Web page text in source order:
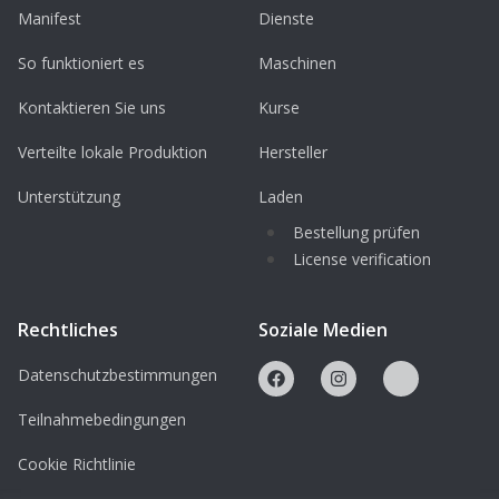
Mitbringen
T-Shirt aus Naturfasern (z. B.
Polyester)
Anmeldung
fablab@spielraumfueralle.at
Franz-Fischerstraße 12, A-6020 Innsbruck
fablab.spielraumfueralle.at
Preis
Manifest
So funktioniert es
Kontaktieren Sie uns
Verteilte lokale Produktion
Unterstützung
Dienste
Maschinen
Kurse
Hersteller
Laden
Bestellung prüfen
License verification
Rechtliches
Datenschutzbestimmungen
Teilnahmebedingungen
Cookie Richtlinie
Soziale Medien